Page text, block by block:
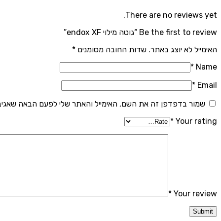
There are no reviews yet.
Be the first to review “גוטה מילוי endox XF”
האימייל לא יוצג באתר. שדות החובה מסומנים *
Name
*
Email
*
שמור בדפדפן זה את השם, האימייל והאתר שלי לפעם הבאה
Your rating
*
Your review
*